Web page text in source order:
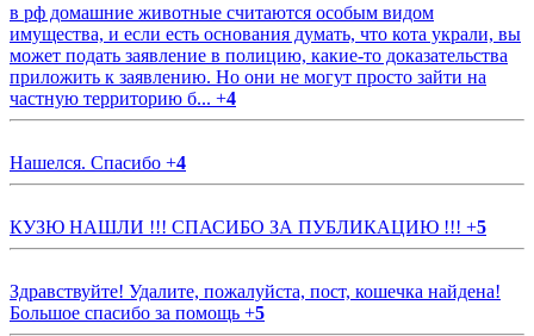
в рф домашние животные считаются особым видом
имущества, и если есть основания думать, что кота украли, вы
может подать заявление в полицию, какие-то доказательства
приложить к заявлению. Но они не могут просто зайти на
частную территорию б... +4
Нашелся. Спасибо +4
КУЗЮ НАШЛИ !!! СПАСИБО ЗА ПУБЛИКАЦИЮ !!! +5
Здравствуйте! Удалите, пожалуйста, пост, кошечка найдена!
Большое спасибо за помощь +5